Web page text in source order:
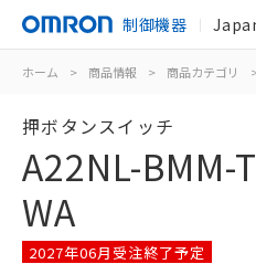
制御機器
ホーム > 商品情報 > 商品カテゴリ
押ボタンスイッチ
A22NL-BMM-
WA
2027年06月受注終了予定